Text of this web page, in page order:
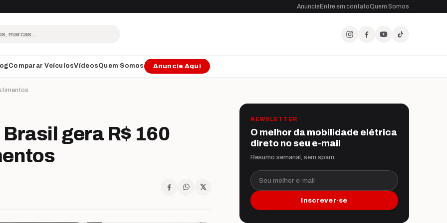
AnuncieEntre em contatoQuem Somos
Comparar VeículosVídeosQuem Somos Anuncie Aqui
gera R$ 160
NEWSLETTER
O melhor da mobilidade elétrica
direto no seu e-mail
Resumo semanal, sem spam.
Seu melhor e-mail
Inscrever-se